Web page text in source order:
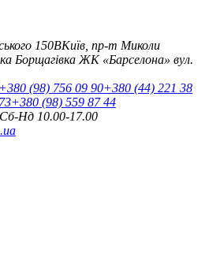
150ВКиїв, пр-т Миколи
Борщагівка ЖК «Барселона» вул.
+380 (98) 756 09 90+380 (44) 221 38
+380 (98) 559 87 44
Cб-Нд 10.00-17.00